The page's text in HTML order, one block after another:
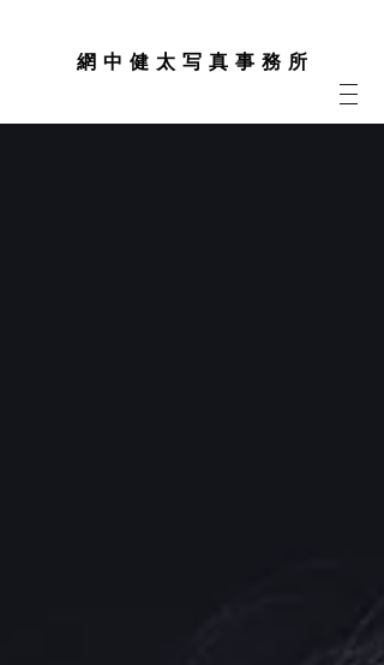
網 中 健 太 写 真 事 務 所